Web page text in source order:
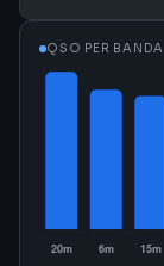
QSO PER BANDA